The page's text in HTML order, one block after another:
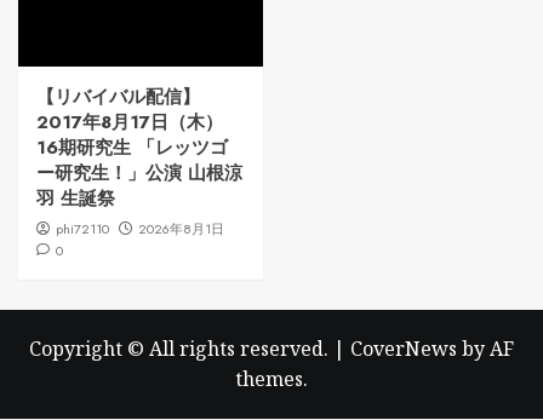
【リバイバル配信】
2017年8月17日（木）
16期研究生 「レッツゴ
ー研究生！」公演 山根涼
羽 生誕祭
phi72110
2026年8月1日
0
Copyright © All rights reserved. | CoverNews by AF
themes.